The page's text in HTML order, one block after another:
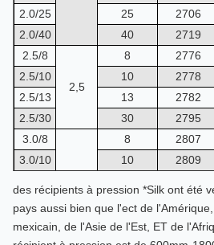
2.0/25
25 2706
2.0/40
40 2719
2.5/8
2,5
8 2776
2.5/10
10 2778
2.5/13
13 2782
2.5/30
30 2795
3.0/8
3,0
8 2807
3.0/10
10 2809
2817
3.0/35
35 2834
des récipients à pression *Silk ont été
pays aussi bien que l'ect de
mexicain, de l'Asie de l'Est, ET de